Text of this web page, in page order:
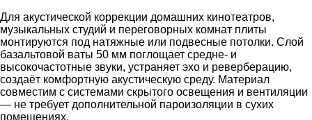
Для акустической коррекции домашних кинотеатров,
музыкальных студий и переговорных комнат плиты
монтируются под натяжные или подвесные потолки. Слой
базальтовой ваты 50 мм поглощает средне- и
высокочастотные звуки, устраняет эхо и реверберацию,
создаёт комфортную акустическую среду. Материал
совместим с системами скрытого освещения и вентиляции
— не требует дополнительной пароизоляции в сухих
помещениях.